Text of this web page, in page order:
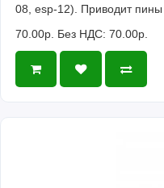
08, esp-12). Приводит пины
70.00р. Без НДС: 70.00р.